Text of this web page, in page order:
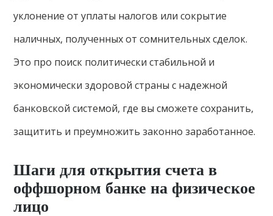
уклонение от уплаты налогов или сокрытие
наличных, полученных от сомнительных сделок.
Это про поиск политически стабильной и
экономически здоровой страны с надежной
банковской системой, где вы сможете сохранить,
защитить и преумножить законно заработанное.
Шаги для открытия счета в
оффшорном банке на физическое
лицо